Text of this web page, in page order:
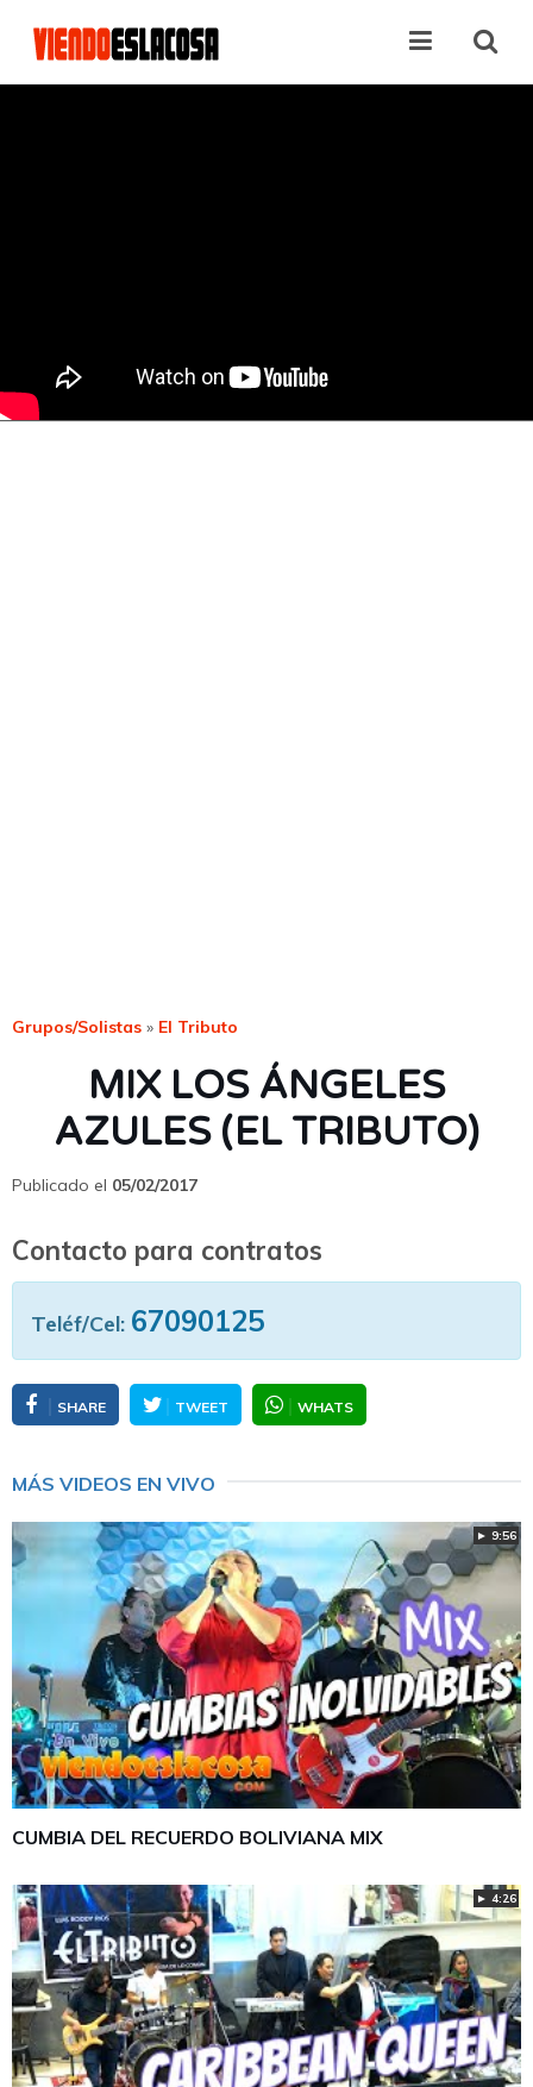
Grupos/Solistas » El Tributo
MIX LOS ÁNGELES
AZULES (EL TRIBUTO)
Publicado el 05/02/2017
Contacto para contratos
Teléf/Cel: 67090125
SHARE TWEET WHATS
MÁS VIDEOS EN VIVO
► 9:56
CUMBIA DEL RECUERDO BOLIVIANA MIX
► 4:26